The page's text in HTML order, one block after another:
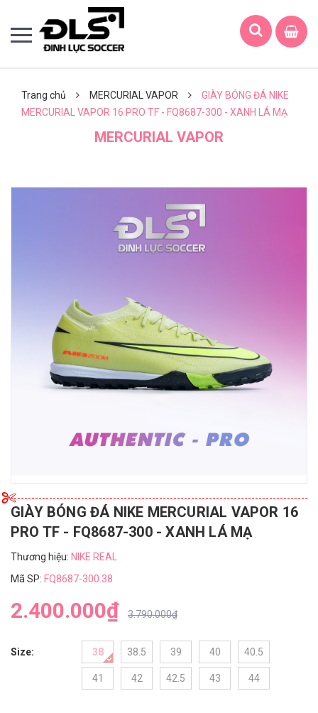
Trang chủ MERCURIAL VAPOR
GIÀY BÓNG ĐÁ NIKE
MERCURIAL VAPOR 16 PRO TF - FQ8687-300 - XANH LÁ MẠ
MERCURIAL VAPOR
GIÀY BÓNG ĐÁ NIKE MERCURIAL VAPOR 16
PRO TF - FQ8687-300 - XANH LÁ MẠ
Thương hiệu: NIKE REAL
Mã SP: FQ8687-300.38
2.400.000₫ 3.790.000₫
Size: 38 38.5 39 40 40.5
41 42 42.5 43 44